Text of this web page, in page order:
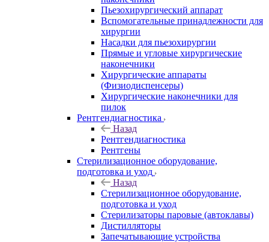
Пьезохирургический аппарат
Вспомогательные принадлежности для
хирургии
Насадки для пьезохирургии
Прямые и угловые хирургические
наконечники
Хирургические аппараты
(Физиодиспенсеры)
Хирургические наконечники для
пилок
Рентгендиагностика
Назад
Рентгендиагностика
Рентгены
Стерилизационное оборудование,
подготовка и уход
Назад
Стерилизационное оборудование,
подготовка и уход
Стерилизаторы паровые (автоклавы)
Дистилляторы
Запечатывающие устройства